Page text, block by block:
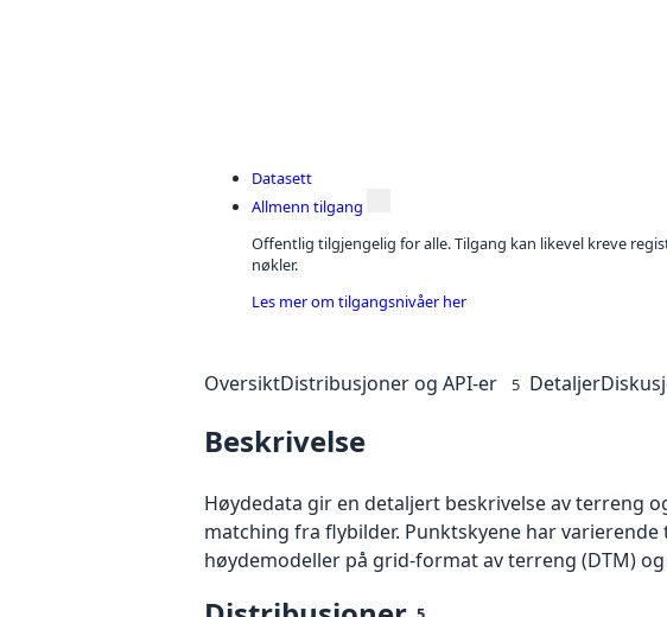
Datasett
Allmenn tilgang
Offentlig tilgjengelig for alle. Tilgang kan likevel kreve
nøkler.
Les mer om tilgangsnivåer her
OversiktDistribusjoner og API-er 5 Detaljer
Beskrivelse
Høydedata gir en detaljert beskrivelse av terreng
matching fra flybilder. Punktskyene har
høydemodeller på grid-format av terreng (DTM)